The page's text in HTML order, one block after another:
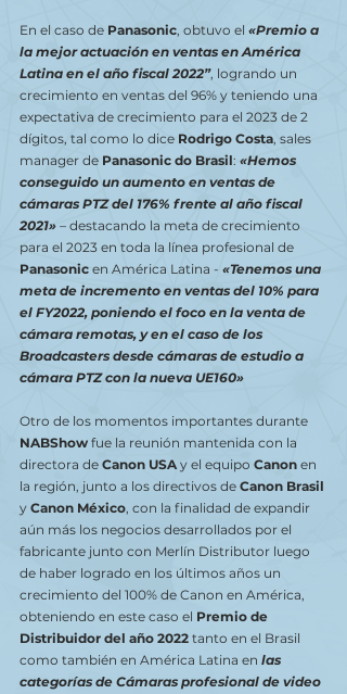
En el caso de Panasonic, obtuvo el «Premio a
la mejor actuación en ventas en América
Latina en el año fiscal 2022”, logrando un
crecimiento en ventas del 96% y teniendo una
expectativa de crecimiento para el 2023 de 2
dígitos, tal como lo dice Rodrigo Costa, sales
manager de Panasonic do Brasil: «Hemos
conseguido un aumento en ventas de
cámaras PTZ del 176% frente al año fiscal
2021» – destacando la meta de crecimiento
para el 2023 en toda la línea profesional de
Panasonic en América Latina - «Tenemos una
meta de incremento en ventas del 10% para
el FY2022, poniendo el foco en la venta de
cámara remotas, y en el caso de los
Broadcasters desde cámaras de estudio a
cámara PTZ con la nueva UE160»
Otro de los momentos importantes durante
NABShow fue la reunión mantenida con la
directora de Canon USA y el equipo Canon en
la región, junto a los directivos de Canon Brasil
y Canon México, con la finalidad de expandir
aún más los negocios desarrollados por el
fabricante junto con Merlín Distributor luego
de haber logrado en los últimos años un
crecimiento del 100% de Canon en América,
obteniendo en este caso el Premio de
Distribuidor del año 2022 tanto en el Brasil
como también en América Latina en las
categorías de Cámaras profesional de video